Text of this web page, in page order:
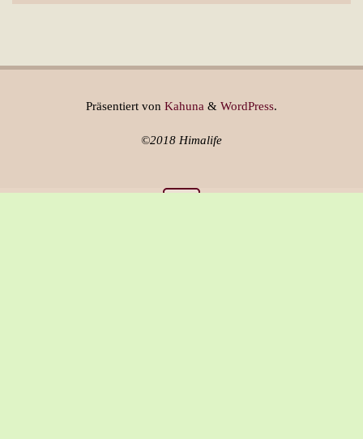
Präsentiert von Kahuna & WordPress.
©2018 Himalife